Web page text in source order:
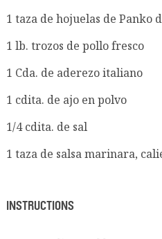
1 taza de hojuelas de Panko
1 lb. trozos de pollo fresco
1 Cda. de aderezo italiano
1 cdita. de ajo en polvo
1/4 cdita. de sal
1 taza de salsa marinara,
INSTRUCTIONS